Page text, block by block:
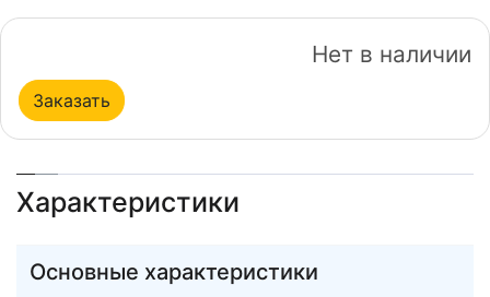
Нет в наличии
Заказать
Характеристики
Основные характеристики